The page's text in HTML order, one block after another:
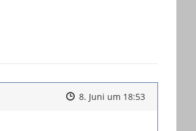
Zeitpunkt des Erstellens
Zeitpunkt des Erstellens
8. Juni um 18:53